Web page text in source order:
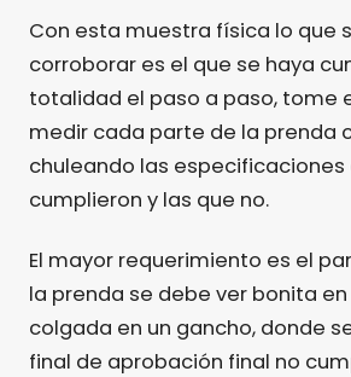
Con esta muestra física lo que
corroborar es el que se haya
totalidad el paso a paso, tome
medir cada parte de la prenda
chuleando las especificaciones
cumplieron y las que no.
El mayor requerimiento es el
la prenda se debe ver bonita
colgada en un gancho, donde
final de aprobación final no